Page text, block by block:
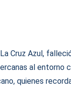
Cruz Azul,
al entorno
quienes